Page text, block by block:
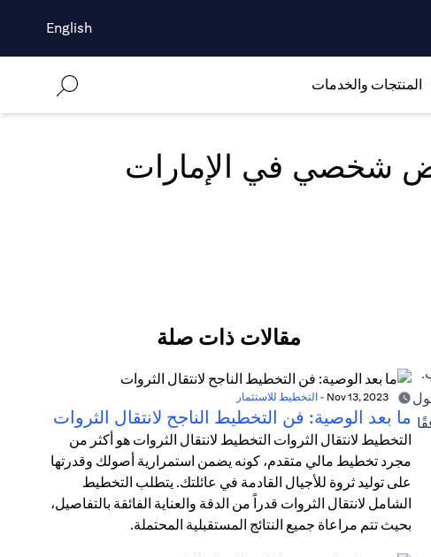
English
المنتجات والخدمات
شخصي في الإمارات
مقالات ذات صلة
- التخطيط للاستثمار
ما بعد الوصية: فن التخطيط الناجح لانتقال الثروات
التخطيط لانتقال الثروات التخطيط لانتقال الثروات هو أكثر من
مجرد تخطيط مالي متقدم، كونه يضمن استمرارية أصولك وقدرتها
على توليد ثروة للأجيال القادمة في عائلتك. يتطلب التخطيط
الشامل لانتقال الثروات قدراً من الدقة والعناية الفائقة بالتفاصيل،
بحيث تتم مراعاة جميع النتائج المستقبلية المحتملة.